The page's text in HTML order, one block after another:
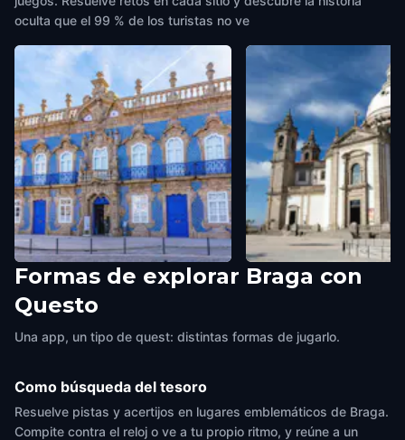
oculta que el 99 % de los turistas no ve
Balneário Pré-Romano de
Bracara
Braga
Rua da Violinha
Formas de explorar Braga con
Questo
Una app, un tipo de quest: distintas formas de jugarlo.
Como búsqueda del tesoro
Resuelve pistas y acertijos en lugares emblemáticos de Braga.
Compite contra el reloj o ve a tu propio ritmo, y reúne a un